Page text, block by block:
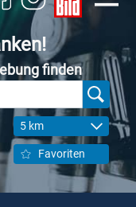
finden
5 km
Favoriten